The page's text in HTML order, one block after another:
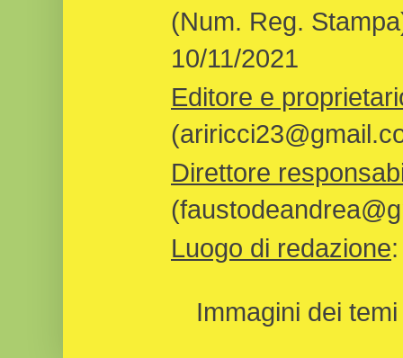
(Num. Reg.
10/11/2021
Editore e
Direttore
Luogo di redazione
Immagini dei